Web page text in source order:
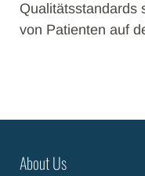
Qualitätsstandards
von Patienten auf
About Us